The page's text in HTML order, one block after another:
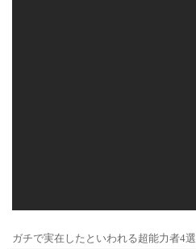
ガチで実在したといわれる超能力者4選